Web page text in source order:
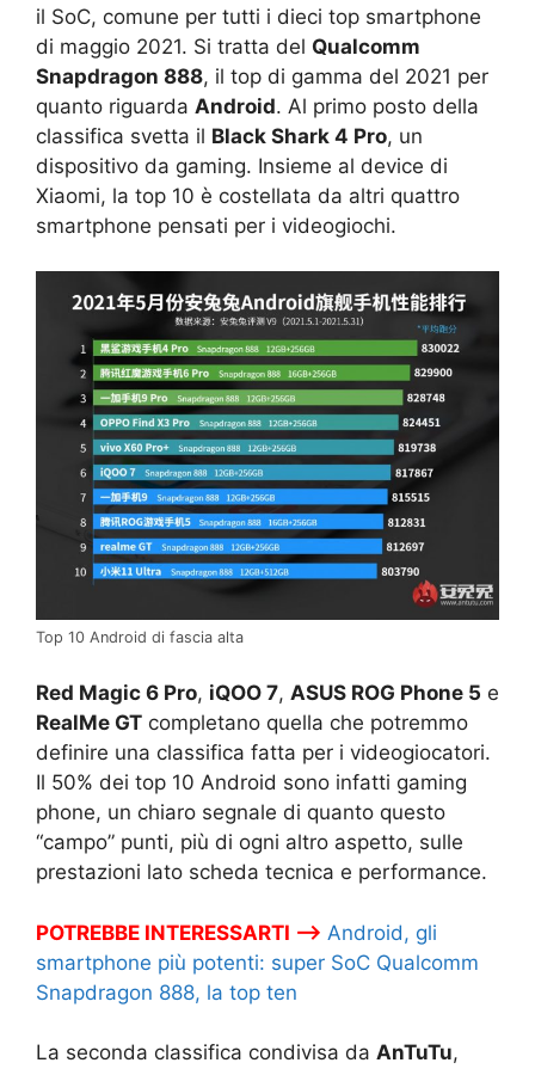
il SoC, comune per tutti i dieci top smartphone
di maggio 2021. Si tratta del Qualcomm
Snapdragon 888, il top di gamma del 2021 per
quanto riguarda Android. Al primo posto della
classifica svetta il Black Shark 4 Pro, un
dispositivo da gaming. Insieme al device di
Xiaomi, la top 10 è costellata da altri quattro
smartphone pensati per i videogiochi.
Top 10 Android di fascia alta
Red Magic 6 Pro, iQOO 7, ASUS ROG Phone 5 e
RealMe GT completano quella che potremmo
definire una classifica fatta per i videogiocatori.
Il 50% dei top 10 Android sono infatti gaming
phone, un chiaro segnale di quanto questo
“campo” punti, più di ogni altro aspetto, sulle
prestazioni lato scheda tecnica e performance.
POTREBBE INTERESSARTI –> Android, gli
smartphone più potenti: super SoC Qualcomm
Snapdragon 888, la top ten
La seconda classifica condivisa da AnTuTu,